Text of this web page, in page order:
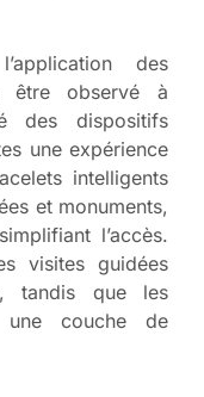
des
observé à
dispositifs
une expérience
intelligents
et monuments,
l’accès.
visites guidées
tandis que les
une couche de